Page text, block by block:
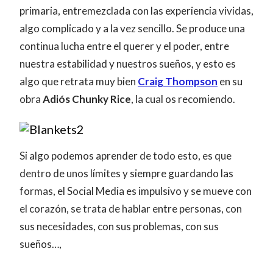
primaria, entremezclada con las experiencia vividas,
algo complicado y a la vez sencillo. Se produce una
continua lucha entre el querer y el poder, entre
nuestra estabilidad y nuestros sueños, y esto es
algo que retrata muy bien Craig Thompson en su
obraAdiós Chunky Rice, la cual os recomiendo.
Si algo podemos aprender de todo esto, es que
dentro de unos límites y siempre guardando las
formas, el Social Media es impulsivo y se mueve con
el corazón, se trata de hablar entre personas, con
sus necesidades, con sus problemas, con sus
sueños…,